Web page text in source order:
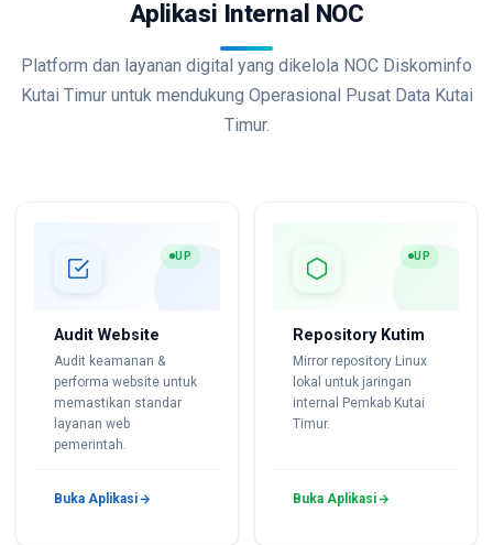
Aplikasi Internal NOC
Platform dan layanan digital yang dikelola NOC Diskominfo
Kutai Timur untuk mendukung Operasional Pusat Data Kutai
Timur.
UP
Audit Website
Audit keamanan &
performa website untuk
memastikan standar
layanan web
pemerintah.
Buka Aplikasi
UP
Repository Kutim
Mirror repository Linux
lokal untuk jaringan
internal Pemkab Kutai
Timur.
Buka Aplikasi